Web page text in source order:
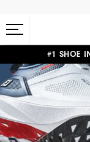
#1
LIVRAISON